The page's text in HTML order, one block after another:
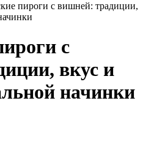
пироги с вишней: традиции,
с
вкус и
начинки